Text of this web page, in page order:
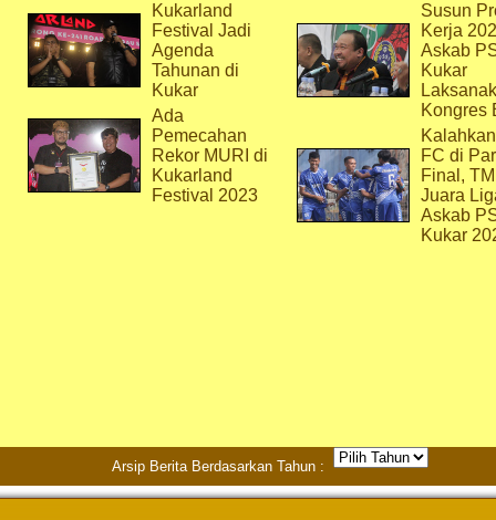
Kukarland
Festival Jadi
Agenda
Tahunan di
Kukar
Ada
Pemecahan
Rekor MURI di
Kukarland
Festival 2023
Susun
Kerja
Askab
Kukar
Kongres
FC di
Final,
Juara
Askab
Kukar
Arsip Berita Berdasarkan Tahun :